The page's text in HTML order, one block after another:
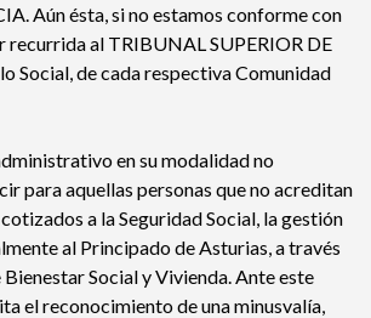
Aún ésta, si no estamos conforme con
recurrida al TRIBUNAL SUPERIOR DE
Social, de cada respectiva Comunidad
en su modalidad no
para aquellas personas que no acreditan
a la Seguridad Social, la gestión
al Principado de Asturias, a través
Social y Vivienda. Ante este
el reconocimiento de una minusvalía,